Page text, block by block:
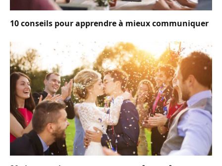
10 conseils pour apprendre à mieux communiquer